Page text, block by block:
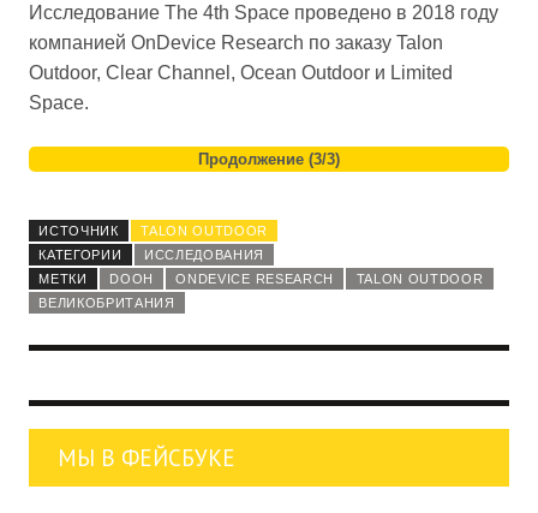
Исследование The 4th Space проведено в 2018 году
компанией OnDevice Research по заказу Talon
Outdoor, Clear Channel, Ocean Outdoor и Limited
Space.
Продолжение (3/3)
ИСТОЧНИК
TALON OUTDOOR
КАТЕГОРИИ
ИССЛЕДОВАНИЯ
МЕТКИ
DOOH ONDEVICE RESEARCH
TALON OUTDOOR
ВЕЛИКОБРИТАНИЯ
МЫ В ФЕЙСБУКЕ